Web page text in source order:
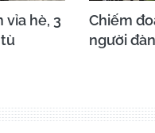
vỉa hè, 3
Chiếm
người